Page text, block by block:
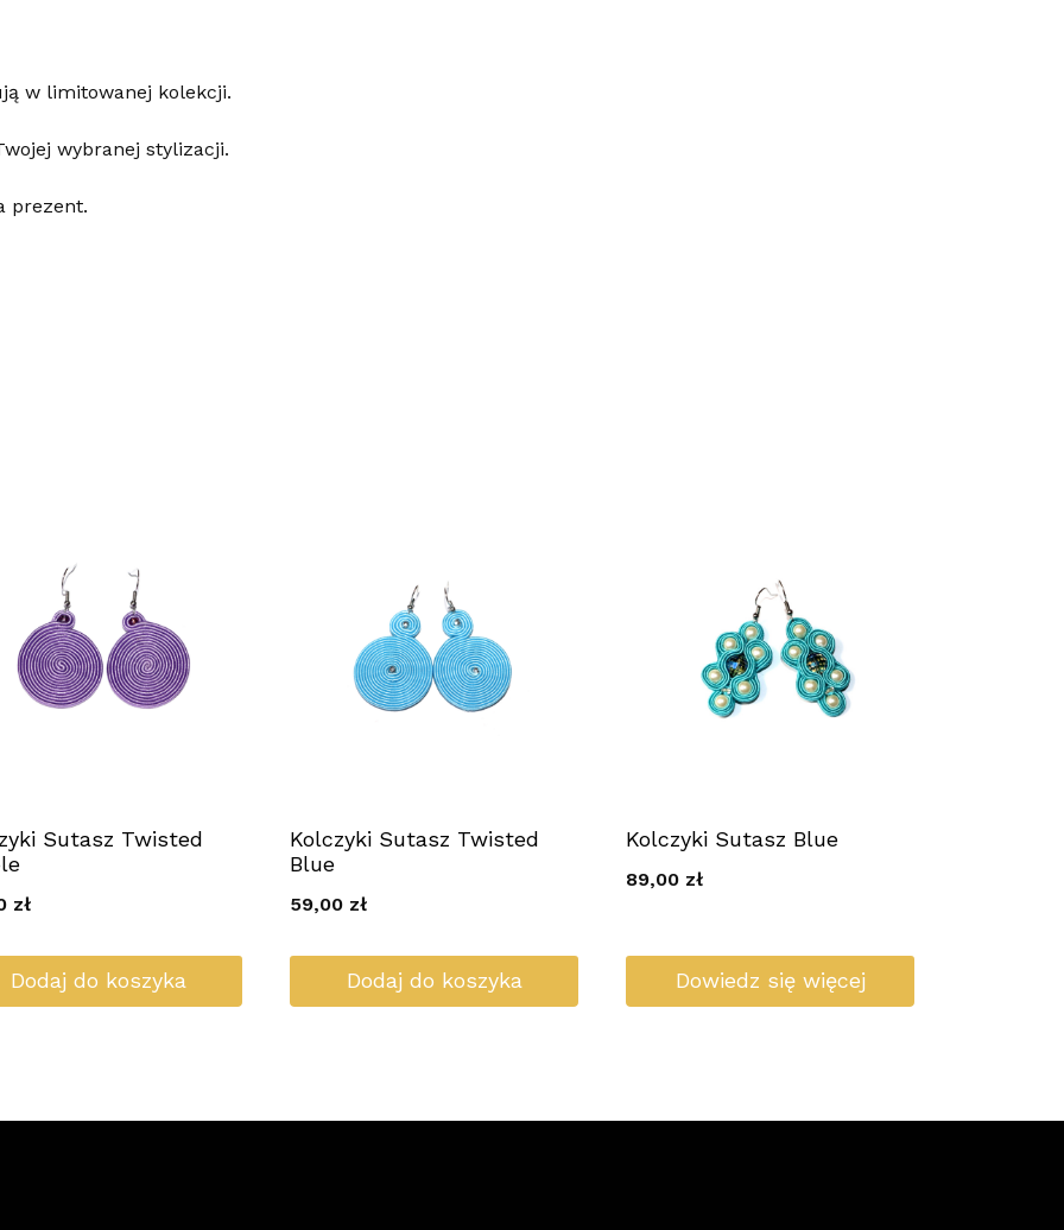
w limitowanej kolekcji.
wybranej stylizacji.
prezent.
Sutasz Twisted
zł
Dodaj do koszyka
Kolczyki Sutasz Twisted
Blue
59,00 zł
Dodaj do koszyka
Kolczyki Sutasz Blue
89,00 zł
Dowiedz się więcej